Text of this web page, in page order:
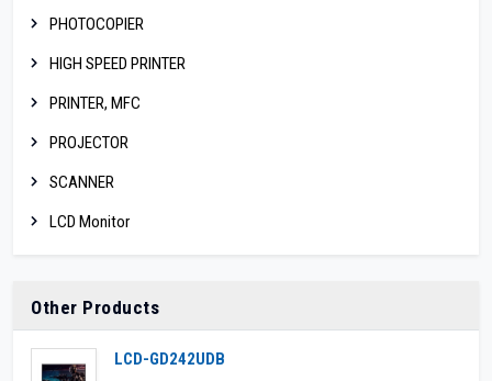
PHOTOCOPIER
HIGH SPEED PRINTER
PRINTER, MFC
PROJECTOR
SCANNER
LCD Monitor
Other Products
LCD-GD242UDB